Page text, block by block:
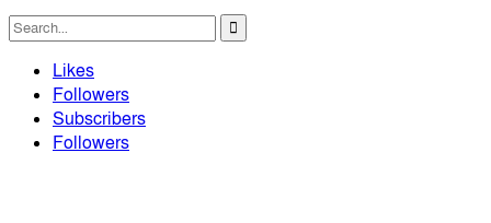
Likes
Followers
Subscribers
Followers